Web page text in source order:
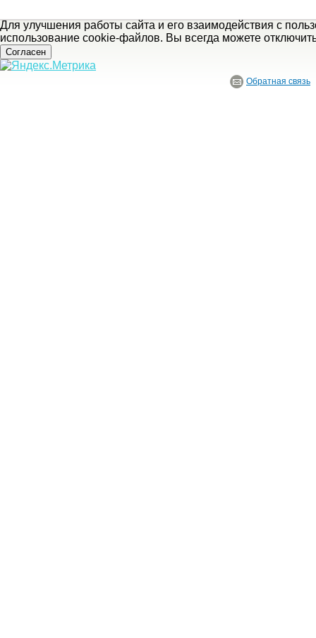
Для улучшения работы сайта и его взаимодействия с
использование cookie-файлов. Вы всегда можете
Согласен
Обратная связь